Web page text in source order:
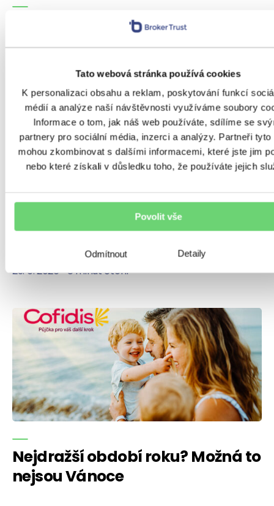
Detaily
Tato webová stránka používá cookies
K personalizaci obsahu a reklam, poskytování funkcí
médií a analýze naší návštěvnosti využíváme soubory
Informace o tom, jak náš web používáte, sdílíme se
partnery pro sociální média, inzerci a analýzy. Partneři tyto
mohou zkombinovat s dalšími informacemi, které jste jim
nebo které získali v důsledku toho, že používáte jejich
Povolit vše
Odmítnout
Pár kliknutí před odletem
nestačí. Jak správně nastavit
„Uzavřel jsi nám cestovní pojištění?“ „Ne, to
uděláme až na letišti. A beztak máme něco
z banky ke kartě.“ Možná jste podobný
rozhovor před dovolenou zažili také. Cestovní
pojištění dnes opravdu sjednáte za pár minut
ho člověk odbyde, vybere nejlevnější variantu
nebo se spolehne na pojištění, o jehož
skutečném rozsahu vlastně moc neví.
23. 6. 2026•8 minut čtení
Nejdražší období roku? Možná to
nejsou Vánoce